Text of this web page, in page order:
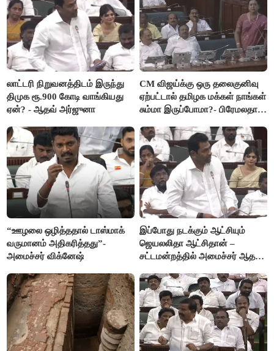
லாட்டரி நிறுவனத்திடம் இருந்து
திமுக ரூ.900 கோடி வாங்கியது
ஏன்? - ஆதவ் அர்ஜுனா
CM விஜய்க்கு ஒரு தலைகுனிவு
ஏற்பட்டால் தமிழக மக்கள் நாங்கள்
சும்மா இருப்போமா?- பிரேமலதா
“ஊழலை ஒழித்ததால் டாஸ்மாக்
வருமானம் அதிகரித்தது”-
அமைச்சர் விக்னேஷ்
இப்போது நடக்கும் ஆட்சியும்
ஜெயலலிதா ஆட்சிதான் –
சட்டமன்றத்தில் அமைச்சர் ஆதவ்